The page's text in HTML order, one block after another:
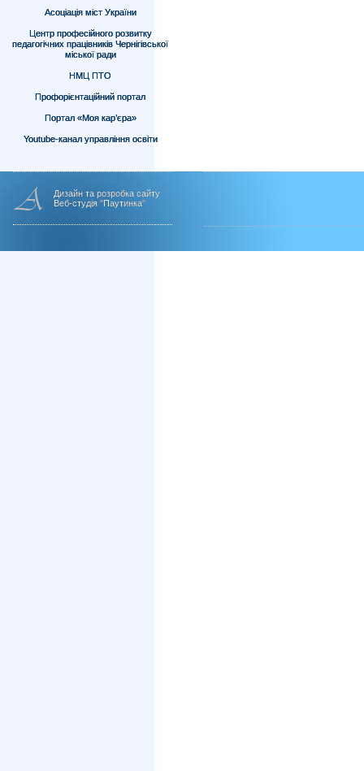
Асоціація міст України
Центр професійного розвитку
педагогічних працівників Чернігівської
міської ради
НМЦ ПТО
Профорієнтаційний портал
Портал «Моя кар’єра»
Youtube-канал управління освіти
Дизайн та розробка сайту
Веб-студія "Паутинка"